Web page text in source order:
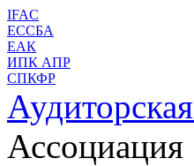
IFAC
ЕССБА
ЕАК
ИПК АПР
СПКФР